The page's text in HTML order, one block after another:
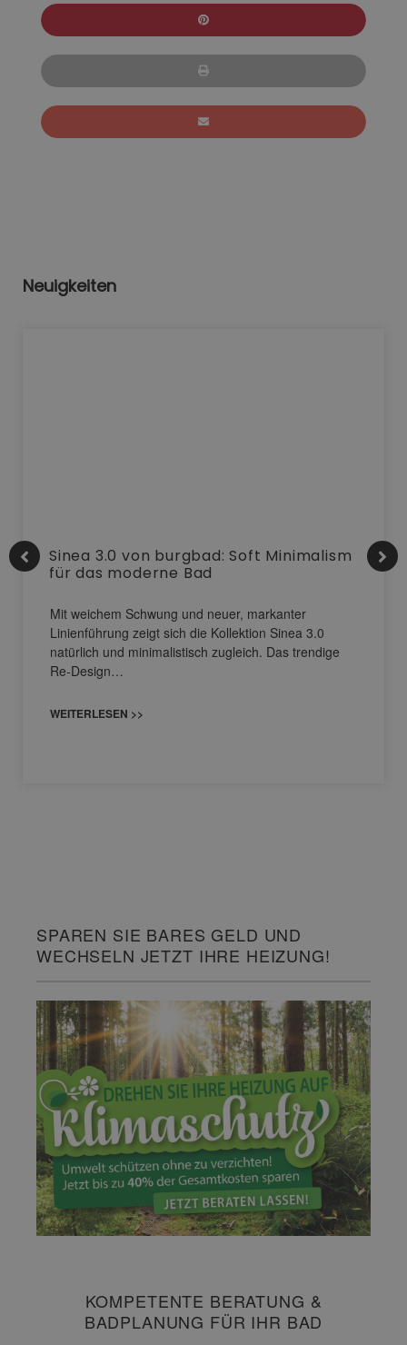
Neuigkeiten
Sinea 3.0 von burgbad: Soft Minimalism
für das moderne Bad
Mit weichem Schwung und neuer, markanter
Linienführung zeigt sich die Kollektion Sinea 3.0
natürlich und minimalistisch zugleich. Das trendige
Re-Design…
WEITERLESEN >>
SPAREN SIE BARES GELD UND
WECHSELN JETZT IHRE HEIZUNG!
KOMPETENTE BERATUNG &
BADPLANUNG FÜR IHR BAD